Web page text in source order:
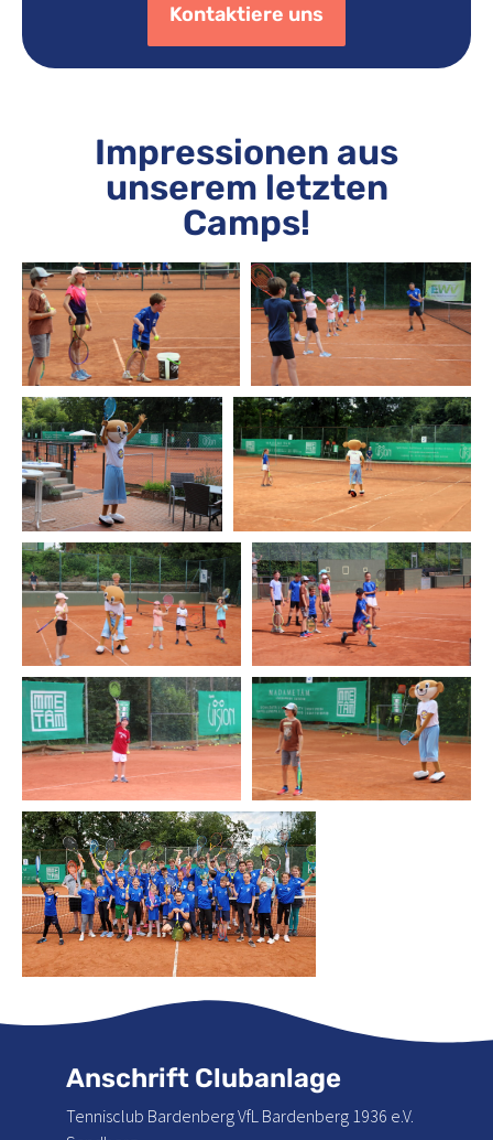
Kontaktiere uns
Impressionen aus
unserem letzten
Camps!
Anschrift Clubanlage
Tennisclub Bardenberg VfL Bardenberg 1936 e.V.